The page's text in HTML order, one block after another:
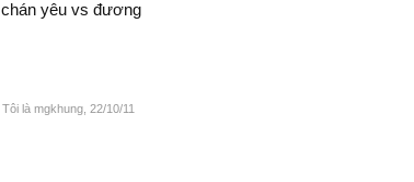
chán yêu vs đương
Tôi là mgkhung 22/10/11